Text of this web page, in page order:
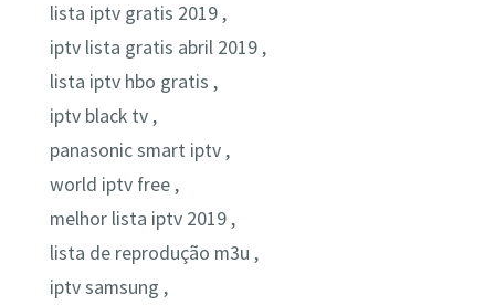
lista iptv gratis 2019 ,
iptv lista gratis abril 2019 ,
lista iptv hbo gratis ,
iptv black tv ,
panasonic smart iptv ,
world iptv free ,
melhor lista iptv 2019 ,
lista de reprodução m3u ,
iptv samsung ,